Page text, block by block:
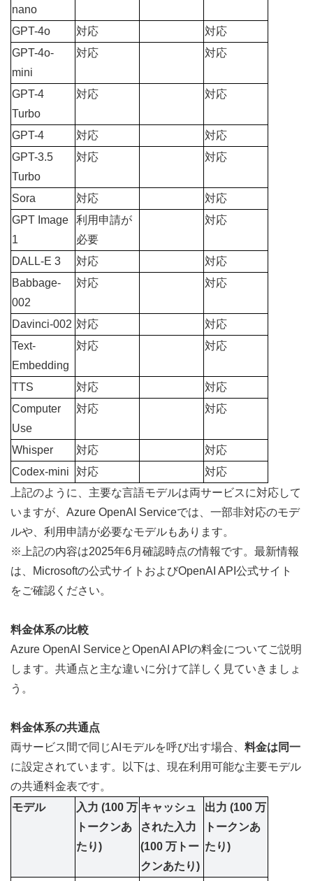
nano
GPT-4o 対応
対応
GPT-4o-
mini
対応 対応
GPT-4
Turbo
対応 対応
GPT-4 対応
対応
GPT-3.5
Turbo
対応 対応
Sora 対応
対応
GPT Image
1
利用申請が
必要
対応
DALL-E 3 対応
対応
Babbage-
002
対応 対応
Davinci-002 対応
対応
Text-
Embedding
対応 対応
TTS 対応
対応
Computer
Use
対応 対応
Whisper 対応
対応
Codex-mini
対応
対応
上記のように、主要な言語モデルは両サービスに対応して
いますが、Azure OpenAI Serviceでは、一部非対応のモデ
ルや、利用申請が必要なモデルもあります。
※上記の内容は2025年6月確認時点の情報です。最新情報
は、
Microsoftの公式サイト およびOpenAI API公式サイト
をご確認ください。
料金体系の比較
Azure OpenAI ServiceとOpenAI APIの料金についてご説明
します。共通点と主な違いに分けて詳しく見ていきましょ
う。
料金体系の共通点
両サービス間で同じAIモデルを呼び出す場合、 料金は同一
に設定されています。以下は、現在利用可能な主要モデル
の共通料金表です。
モデル
入力 (100 万
トークンあ
たり)
キャッシュ
された入力
(100 万トー
クンあたり)
出力 (100 万
トークンあ
たり)